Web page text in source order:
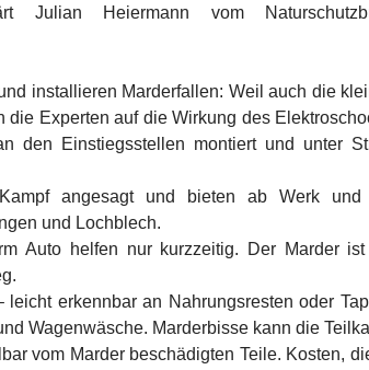
Julian Heiermann vom
installieren Marderfallen: Weil auch die
Experten auf die Wirkung des
den Einstiegsstellen montiert und unter
angesagt und bieten ab Werk und
und Lochblech.
Auto helfen nur kurzzeitig. Der Marder
erkennbar an Nahrungsresten oder
Wagenwäsche. Marderbisse kann die
vom Marder beschädigten Teile. Kosten,